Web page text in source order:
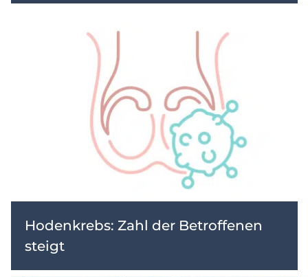
Hodenkrebs: Zahl der Betroffenen
steigt